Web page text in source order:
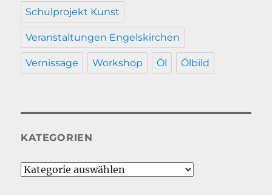
Schulprojekt Kunst
Veranstaltungen Engelskirchen
Vernissage Workshop Öl Ölbild
KATEGORIEN
Kategorien